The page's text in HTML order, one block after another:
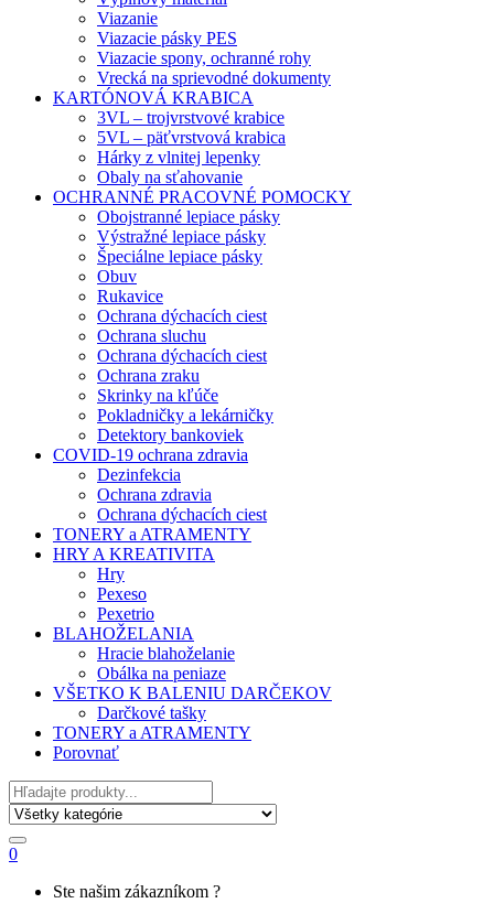
Viazanie
Viazacie pásky PES
Viazacie spony, ochranné rohy
Vrecká na sprievodné dokumenty
KARTÓNOVÁ KRABICA
3VL – trojvrstvové krabice
5VL – päťvrstvová krabica
Hárky z vlnitej lepenky
Obaly na sťahovanie
OCHRANNÉ PRACOVNÉ POMOCKY
Obojstranné lepiace pásky
Výstražné lepiace pásky
Špeciálne lepiace pásky
Obuv
Rukavice
Ochrana dýchacích ciest
Ochrana sluchu
Ochrana dýchacích ciest
Ochrana zraku
Skrinky na kľúče
Pokladničky a lekárničky
Detektory bankoviek
COVID-19 ochrana zdravia
Dezinfekcia
Ochrana zdravia
Ochrana dýchacích ciest
TONERY a ATRAMENTY
HRY A KREATIVITA
Hry
Pexeso
Pexetrio
BLAHOŽELANIA
Hracie blahoželanie
Obálka na peniaze
VŠETKO K BALENIU DARČEKOV
Darčkové tašky
TONERY a ATRAMENTY
Porovnať
Hľadať
0
Ste našim zákazníkom ?